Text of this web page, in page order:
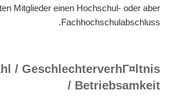
Mitglieder einen Hochschul- oder aber
Fachhochschulabschluss.
/ GeschlechterverhГ¤ltnis
/ Betriebsamkeit